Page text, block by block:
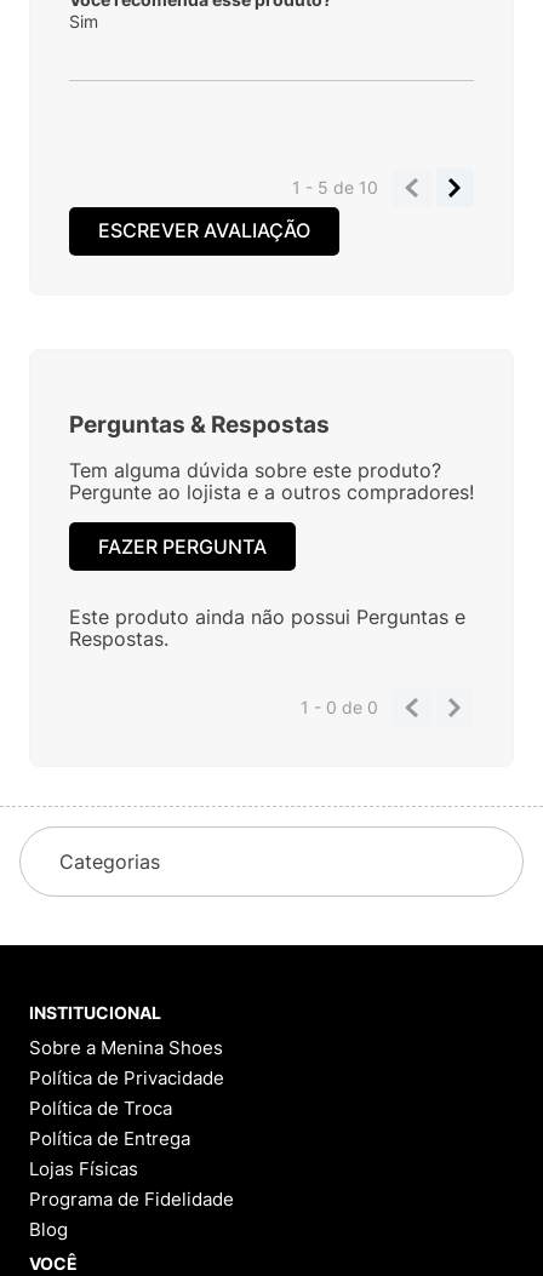
Sim
1 - 5de 10
ESCREVER AVALIAÇÃO
Perguntas & Respostas
Tem alguma dúvida sobre este produto?
Pergunte ao lojista e a outros compradores!
FAZER PERGUNTA
Este produto ainda não possui Perguntas e
Respostas.
1 - 0de 0
Categorias
INSTITUCIONAL
Sobre a Menina Shoes
Política de Privacidade
Política de Troca
Política de Entrega
Lojas Físicas
Programa de Fidelidade
Blog
VOCÊ